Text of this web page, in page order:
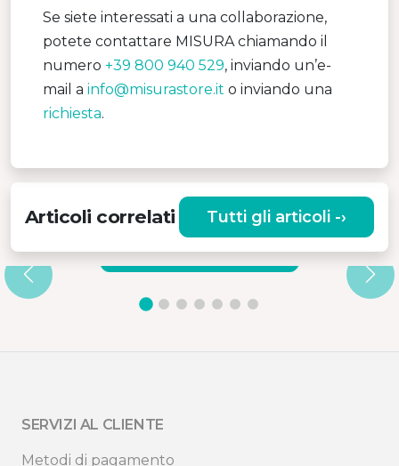
Se siete interessati a una collaborazione,
potete contattare MISURA chiamando il
numero +39 800 940 529, inviando un’e-
mail a info@misurastore.it o inviando una
richiesta.
Articoli correlati Tutti gli articoli -›
MCAST DI MISURA
Leggilo ›
SERVIZI AL CLIENTE
Metodi di pagamento